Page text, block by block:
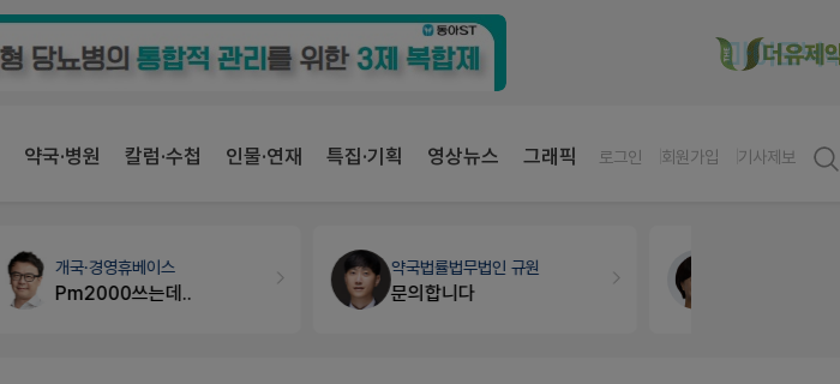
약국·병원 칼럼·수첩 인물·연재 특집·기획 영상뉴스 그래픽 로그인 회원가입 기사제보
약국법률법무법인 규원
문의합니다
약국인테리어생각자국 디자인
매대 높이